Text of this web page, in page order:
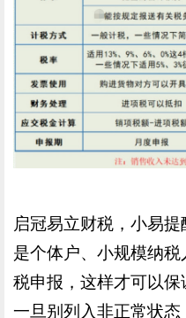
启冠易立财税，小易提
是个体户、小规模纳
税申报，这样才可以保
一旦别列入非正常状态